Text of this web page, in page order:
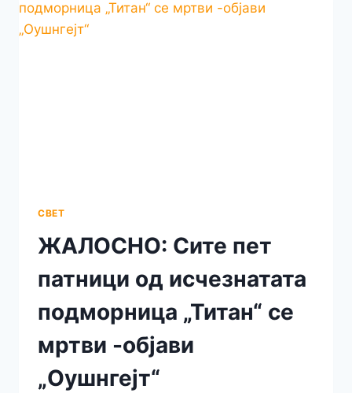
СВЕТ
ЖАЛОСНО: Сите пет
патници од исчезнатата
подморница „Титан“ се
мртви -објави
„Оушнгејт“